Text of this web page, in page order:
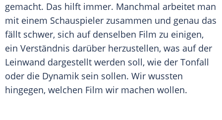
gemacht. Das hilft immer. Manchmal arbeitet man
mit einem Schauspieler zusammen und genau das
fällt schwer, sich auf denselben Film zu einigen,
ein Verständnis darüber herzustellen, was auf der
Leinwand dargestellt werden soll, wie der Tonfall
oder die Dynamik sein sollen. Wir wussten
hingegen, welchen Film wir machen wollen.